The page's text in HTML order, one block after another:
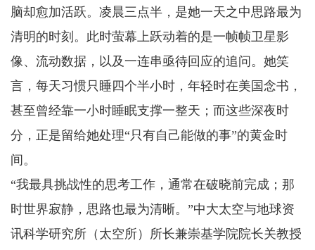
脑却愈加活跃。凌晨三点半，是她一天之中思路最为
清明的时刻。此时萤幕上跃动着的是一帧帧卫星影
像、流动数据，以及一连串亟待回应的追问。她笑
言，每天习惯只睡四个半小时，年轻时在美国念书，
甚至曾经靠一小时睡眠支撑一整天；而这些深夜时
分，正是留给她处理“只有自己能做的事”的黄金时
间。
“我最具挑战性的思考工作，通常在破晓前完成；那
时世界寂静，思路也最为清晰。”中大太空与地球资
讯科学研究所（太空所）所长兼崇基学院院长关教授